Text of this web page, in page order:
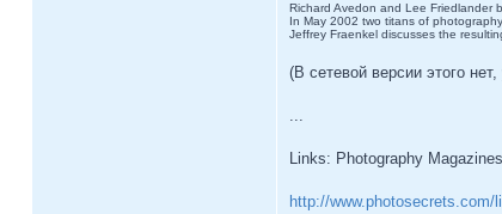
Richard Avedon and Lee Friedlander
In May 2002 two titans of
Jeffrey Fraenkel discusses the
(В сетевой версии этого
...
Links: Photography
http://www.photosecrets.com/